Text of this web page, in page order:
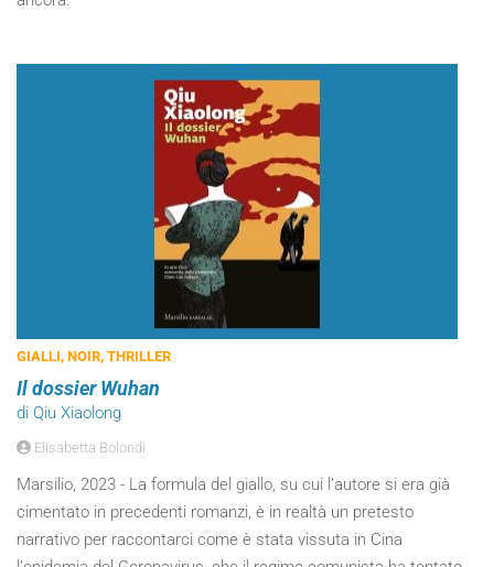
GIALLI, NOIR, THRILLER
Il dossier Wuhan
di Qiu Xiaolong
Elisabetta Bolondi
Marsilio, 2023 - La formula del giallo, su cui l’autore si era già
cimentato in precedenti romanzi, è in realtà un pretesto
narrativo per raccontarci come è stata vissuta in Cina